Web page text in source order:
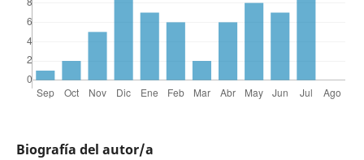
Biografía del autor/a